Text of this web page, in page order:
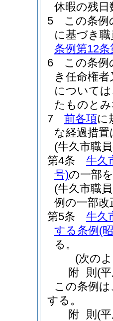
休暇の残
5
この条例
に基づき
条例第12条
6
この条例
き任命権
について
たものと
7
前各項に
な経過措
(牛久市職
第4条
牛久
号)の一部
(牛久市職
例の一部改
第5条
牛久
する条例 (
る。
(次の
附 則 (
この条例
する。
附 則 (